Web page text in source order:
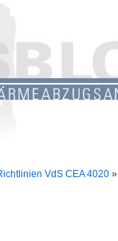
VdS CEA 4020 »